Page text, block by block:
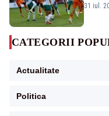
190
31 iul.
CATEGORII
Actualitate
Politica